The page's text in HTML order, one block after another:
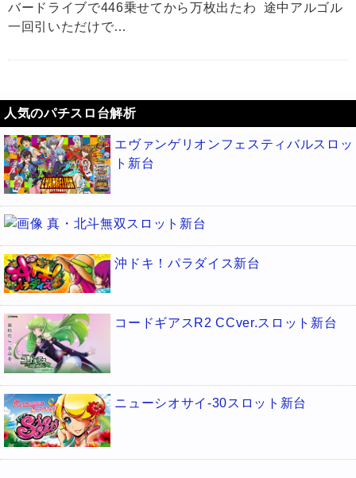
バードライブで446乗せてから万枚出たわ 途中アルゴル
一回引いただけで…
人気のパチスロ台解析
エヴァンゲリオンフェスティバルスロッ
ト新台
真・北斗無双スロット新台
沖ドキ！パラダイス新台
コードギアスR2 CCver.スロット新台
ニューシオサイ-30スロット新台